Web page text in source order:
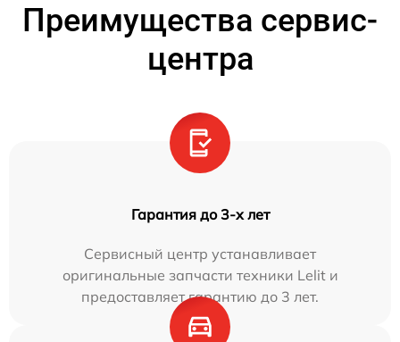
Преимущества сервис-
центра
Гарантия до 3-х лет
Сервисный центр устанавливает
оригинальные запчасти техники Lelit и
предоставляет гарантию до 3 лет.